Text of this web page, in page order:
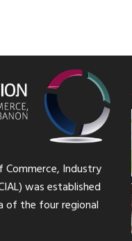
Commerce, Industry
was established
of the four regional